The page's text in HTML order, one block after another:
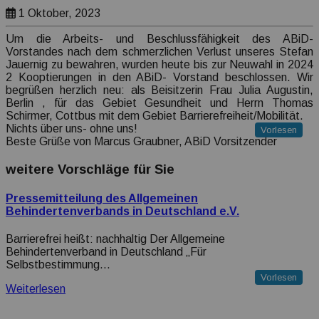
Transparenz Erklärung
1 Oktober, 2023
Um die Arbeits- und Beschlussfähigkeit des ABiD-
Vorstandes nach dem schmerzlichen Verlust unseres Stefan
Jauernig zu bewahren, wurden heute bis zur Neuwahl in 2024
2 Kooptierungen in den ABiD- Vorstand beschlossen. Wir
begrüßen herzlich neu: als Beisitzerin Frau Julia Augustin,
Berlin , für das Gebiet Gesundheit und Herrn Thomas
Schirmer, Cottbus mit dem Gebiet Barrierefreiheit/Mobilität.
Nichts über uns- ohne uns!
Beste Grüße von Marcus Graubner, ABiD Vorsitzender
Vorlesen
weitere Vorschläge für Sie
Pressemitteilung des Allgemeinen
Behindertenverbands in Deutschland e.V.
Barrierefrei heißt: nachhaltig Der Allgemeine
Behindertenverband in Deutschland „Für
Selbstbestimmung…
Weiterlesen
Vorlesen